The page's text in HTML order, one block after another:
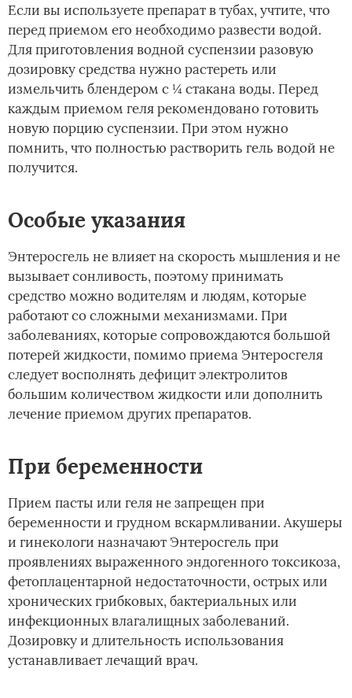
Если вы используете препарат в тубах, учтите, что
перед приемом его необходимо развести водой.
Для приготовления водной суспензии разовую
дозировку средства нужно растереть или
измельчить блендером с ¼ стакана воды. Перед
каждым приемом геля рекомендовано готовить
новую порцию суспензии. При этом нужно
помнить, что полностью растворить гель водой не
получится.
Особые указания
Энтеросгель не влияет на скорость мышления и не
вызывает сонливость, поэтому принимать
средство можно водителям и людям, которые
работают со сложными механизмами. При
заболеваниях, которые сопровождаются большой
потерей жидкости, помимо приема Энтеросгеля
следует восполнять дефицит электролитов
большим количеством жидкости или дополнить
лечение приемом других препаратов.
При беременности
Прием пасты или геля не запрещен при
беременности и грудном вскармливании. Акушеры
и гинекологи назначают Энтеросгель при
проявлениях выраженного эндогенного токсикоза,
фетоплацентарной недостаточности, острых или
хронических грибковых, бактериальных или
инфекционных влагалищных заболеваний.
Дозировку и длительность использования
устанавливает лечащий врач.